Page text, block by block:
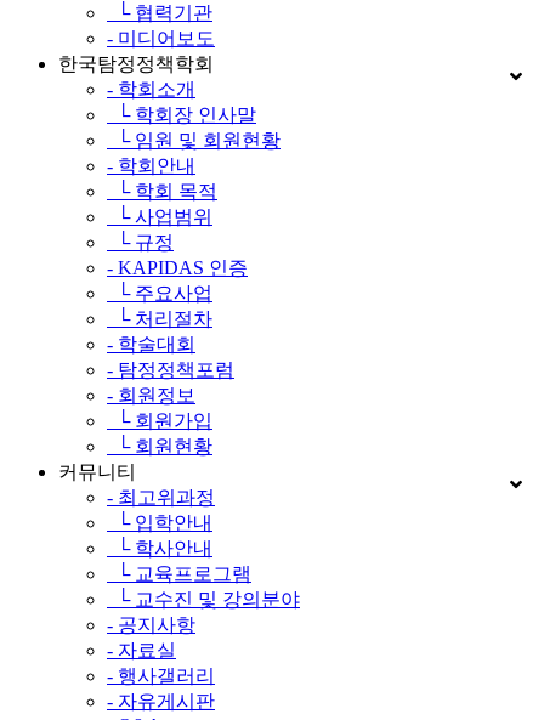
└ 협력기관
- 미디어보도
한국탐정정책학회
- 학회소개
└ 학회장 인사말
└ 임원 및 회원현황
- 학회안내
└ 학회 목적
└ 사업범위
└ 규정
- KAPIDAS 인증
└ 주요사업
└ 처리절차
- 학술대회
- 탐정정책포럼
- 회원정보
└ 회원가입
└ 회원현황
커뮤니티
- 최고위과정
└ 입학안내
└ 학사안내
└ 교육프로그램
└ 교수진 및 강의분야
- 공지사항
- 자료실
- 행사갤러리
- 자유게시판